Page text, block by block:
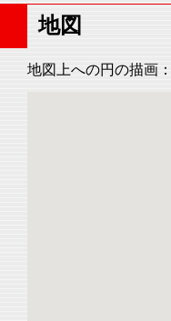
地図
地図上への円の描画：